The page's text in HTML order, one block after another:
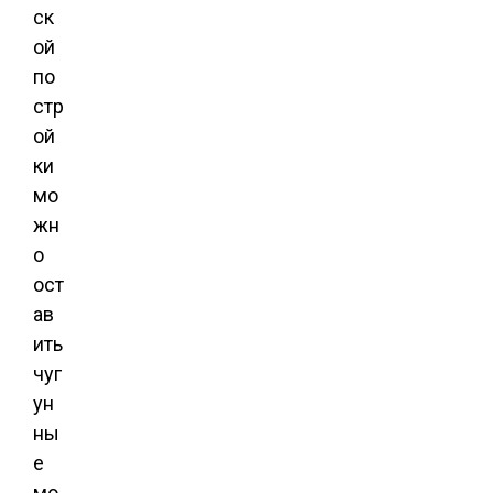
ск
ой
по
стр
ой
ки
мо
жн
о
ост
ав
ить
чуг
ун
ны
е